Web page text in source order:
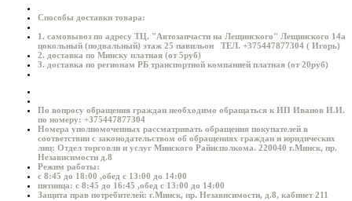
Способы доставки товара:
1. самовывоз по адресу ТЦ. "Автозапчасти на Лещинского" Лещинского 14а
цокольный (подвальный) этаж 25 павильон ТЕЛ. +375447877304 ( Игорь)
2. доставка по Минску платная (от 5руб)
3. доставка по регионам РБ транспортной компанией платная (от 20руб)
По вопросу обращения граждан необходимо обращаться к ИП Иванов И.И.
по номеру: +375447877304
Номера уполномоченных рассматривать обращения покупателей в
соответствии с законодательством об обращениях граждан и юридических
лиц: Отдел торговли и услуг Минского Райисполкома. 220040 г.Минск, пр.
Независимости д.8
Режим работы:
с 8:45 до 18:00 ,обед с 13:00 до 14:00
пятница: с 8:45 до 16:45 ,обед с 13:00 до 14:00
Защита прав потребителей: г.Минск, пр. Независимости, д.8, кабинет 211